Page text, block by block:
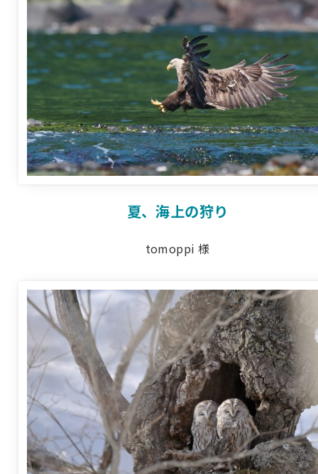
夏、海上の狩り
tomoppi 様